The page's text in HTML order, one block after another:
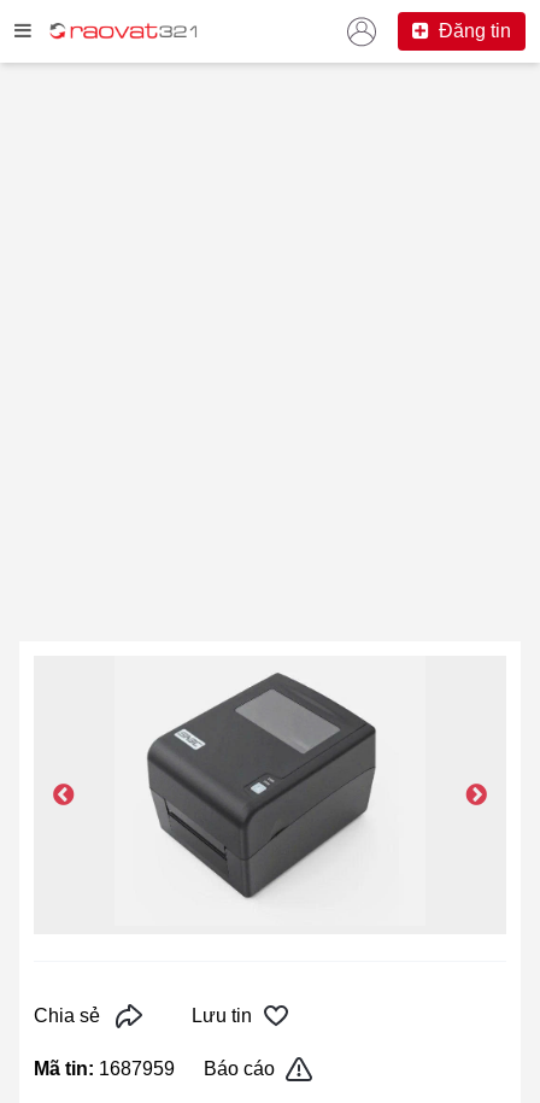
Đăng tin
Chia sẻ Lưu tin
Mã tin: 1687959 Báo cáo